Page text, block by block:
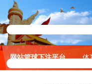
网站篮球下注平台 体